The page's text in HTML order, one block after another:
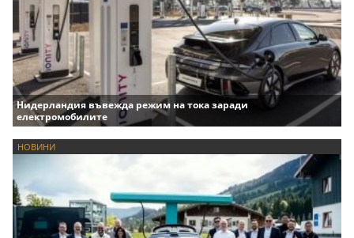
Нидерландия въвежда режим на тока заради
електромобилите
НОВИНИ